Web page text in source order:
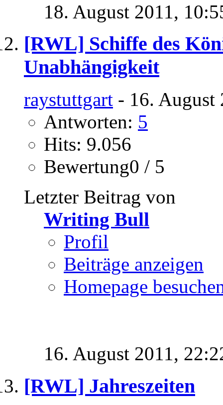
18. August 2011,
[RWL] Schiffe des
Unabhängigkeit
raystuttgart - 16. August
Antworten: 5
Hits: 9.056
Bewertung0 / 5
Letzter Beitrag von
Writing Bull
Profil
Beiträge anzeigen
Homepage
16. August 2011,
[RWL] Jahreszeiten